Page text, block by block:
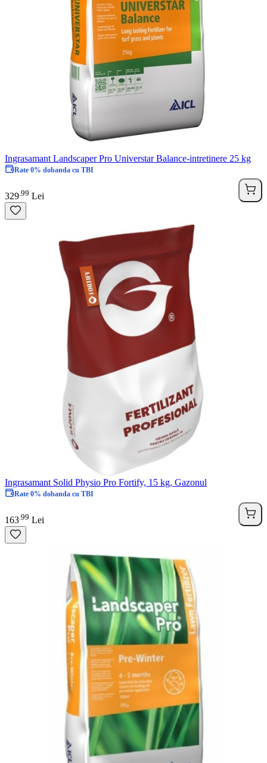
Ingrasamant Landscaper Pro Universtar Balance-intretinere 25 kg
Rate 0% dobanda cu TBI
329 99 Lei
Ingrasamant Solid Physio Pro Fortify, 15 kg, Gazonul
Rate 0% dobanda cu TBI
163 99 Lei